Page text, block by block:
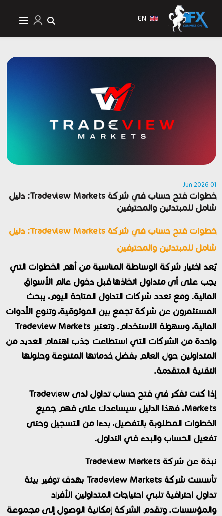
01 Jun 2026
خطوات فتح حساب في شركة Tradeview Markets: دليل
شامل للمبتدئين والمحترفين
خطوات فتح حساب في شركة Tradeview Markets: دليل
شامل للمبتدئين والمحترفين
يُعد اختيار شركة الوساطة المناسبة من أهم الخطوات التي
يجب على أي متداول اتخاذها قبل دخول عالم الأسواق
المالية. ومع تعدد شركات التداول المتاحة اليوم، يبحث
المستثمرون عن شركة تجمع بين الموثوقية، وتنوع الأدوات
المالية، وسهولة الاستخدام. وتعتبر Tradeview Markets
واحدة من الشركات التي استطاعت جذب اهتمام العديد من
المتداولين حول العالم بفضل خدماتها المتنوعة وحلولها
التقنية المتقدمة.
إذا كنت تفكر في فتح حساب تداول لدى Tradeview
Markets، فهذا الدليل سيساعدك على فهم جميع
الخطوات المطلوبة بالتفصيل، بدءًا من التسجيل وحتى
تفعيل الحساب والبدء في التداول.
نبذة عن شركة Tradeview Markets
تأسست شركة Tradeview Markets بهدف توفير بيئة
تداول احترافية تلبي احتياجات المتداولين الأفراد
والمؤسسات. وتقدم الشركة إمكانية الوصول إلى مجموعة